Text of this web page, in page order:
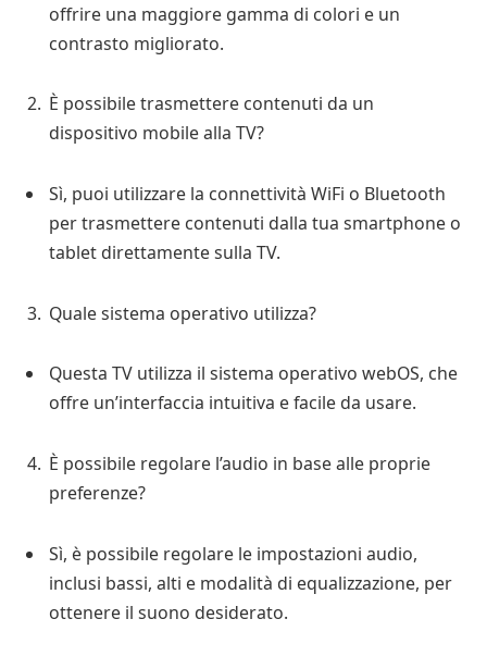
offrire una maggiore gamma di colori e un
contrasto migliorato.
È possibile trasmettere contenuti da un
dispositivo mobile alla TV?
Sì, puoi utilizzare la connettività WiFi o Bluetooth
per trasmettere contenuti dalla tua smartphone o
tablet direttamente sulla TV.
Quale sistema operativo utilizza?
Questa TV utilizza il sistema operativo webOS, che
offre un’interfaccia intuitiva e facile da usare.
È possibile regolare l’audio in base alle proprie
preferenze?
Sì, è possibile regolare le impostazioni audio,
inclusi bassi, alti e modalità di equalizzazione, per
ottenere il suono desiderato.